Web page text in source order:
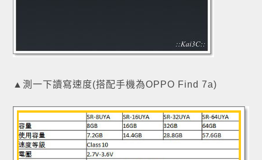
▲測一下讀寫速度(搭配手機為OPPO Find 7a)